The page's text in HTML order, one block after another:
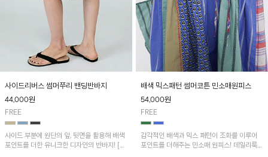
사이드리버스 썸머쭈리 밴딩반바지
44,000원
FREE
사이드 부분에 원단의 앞, 뒷면을 활용해 배색
포인트를 더한 유니크한 디자인의 반바지! [디
배색 믹스패턴 썸머코튼 민소매원피스
54,000원
FREE
감각적인 배색과 믹스 패턴이 조화를 이루어
포인트를 더해주는 민소매 원피스! 데일리룩은